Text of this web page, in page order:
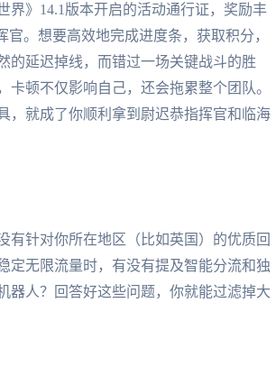
界》14.1版本开启的活动通行证，奖励丰
。想要高效地完成进度条，获取积分，
的延迟掉线，而错过一场关键战斗的胜
顿不仅影响自己，还会拖累整个团队。
，就成了你顺利拿到尉迟恭指挥官和临海
有针对你所在地区（比如英国）的优质回
定无限流量时，有没有提及智能分流和独
器人？回答好这些问题，你就能过滤掉大